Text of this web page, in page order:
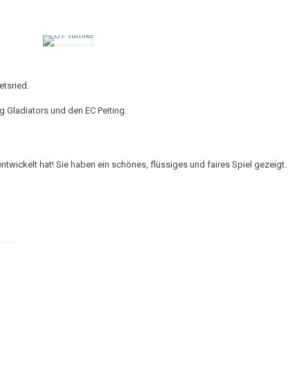
Gladiators und den EC Peiting.
hat! Sie haben ein schönes, flüssiges und faires Spiel gezeigt.